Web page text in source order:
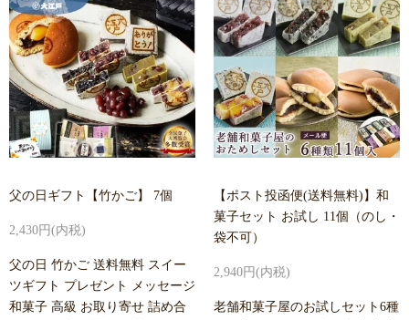
父の日ギフト【竹かご】 7個
2,430円(内税)
父の日 竹かご 送料無料 スイー
ツギフト プレゼント メッセージ
和菓子 高級 お取り寄せ 詰め合
【ポスト投函便(送料無料)】和
菓子セット お試し 11個（のし・
袋不可）
2,940円(内税)
老舗和菓子屋のお試しセット6種